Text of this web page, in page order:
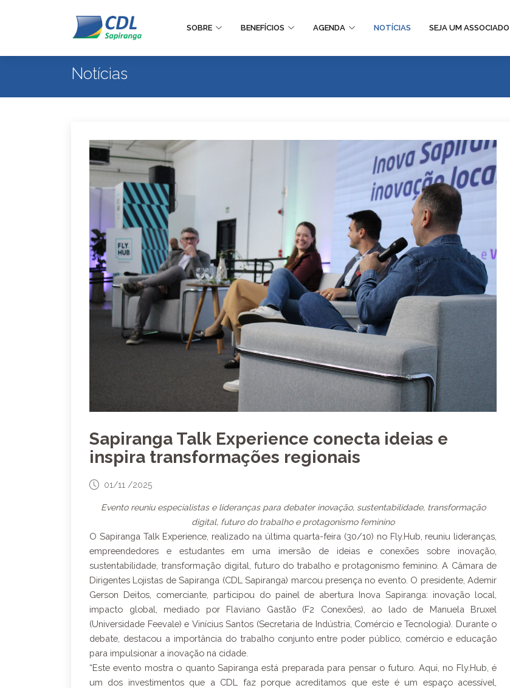
SOBRE BENEFÍCIOS AGENDA NOTÍCIAS SEJA UM ASSOCIADO
Notícias
Sapiranga Talk Experience conecta ideias e
inspira transformações regionais
01/11 /2025
Evento reuniu especialistas e lideranças para debater inovação, sustentabilidade, transformação
digital, futuro do trabalho e protagonismo feminino
O Sapiranga Talk Experience, realizado na última quarta-feira (30/10) no Fly.Hub, reuniu lideranças,
empreendedores e estudantes em uma imersão de ideias e conexões sobre inovação,
sustentabilidade, transformação digital, futuro do trabalho e protagonismo feminino. A Câmara de
Dirigentes Lojistas de Sapiranga (CDL Sapiranga) marcou presença no evento. O presidente, Ademir
Gerson Deitos, comerciante, participou do painel de abertura Inova Sapiranga: inovação local,
impacto global, mediado por Flaviano Gastão (F2 Conexões), ao lado de Manuela Bruxel
(Universidade Feevale) e Vinícius Santos (Secretaria de Indústria, Comércio e Tecnologia). Durante o
debate, destacou a importância do trabalho conjunto entre poder público, comércio e educação
para impulsionar a inovação na cidade.
“Este evento mostra o quanto Sapiranga está preparada para pensar o futuro. Aqui, no Fly.Hub, é
um dos investimentos que a CDL faz porque acreditamos que este é um espaço acessível,